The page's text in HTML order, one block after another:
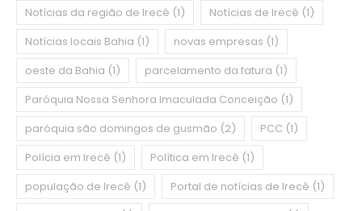
Notícias da região de Irecê (1) Notícias de Irecê (1)
Notícias locais Bahia (1) novas empresas (1)
oeste da Bahia (1) parcelamento da fatura (1)
Paróquia Nossa Senhora Imaculada Conceição (1)
paróquia são domingos de gusmão (2) PCC (1)
Polícia em Irecê (1) Política em Irecê (1)
população de Irecê (1) Portal de notícias de Irecê (1)